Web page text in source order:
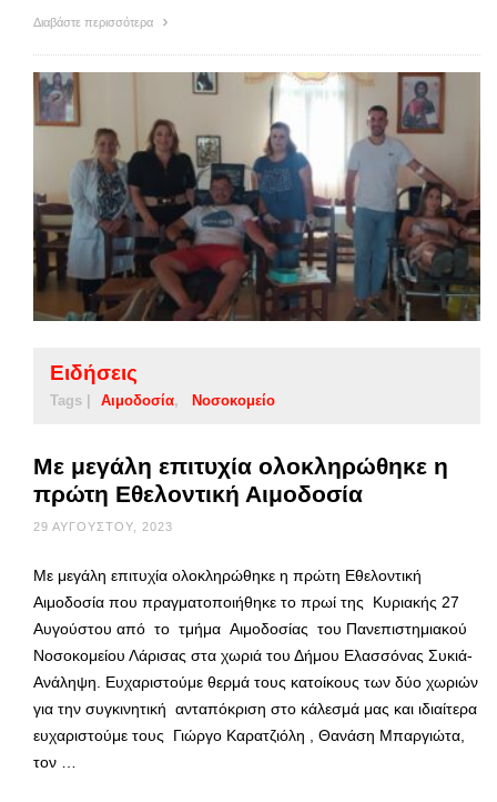
Διαβάστε περισσότερα
Ειδήσεις
Tags | Αιμοδοσία Νοσοκομείο
Με μεγάλη επιτυχία ολοκληρώθηκε η
πρώτη Εθελοντική Αιμοδοσία
29 ΑΥΓΟΎΣΤΟΥ, 2023
Με μεγάλη επιτυχία ολοκληρώθηκε η πρώτη Εθελοντική
Αιμοδοσία που πραγματοποιήθηκε το πρωί της Κυριακής 27
Αυγούστου από το τμήμα Αιμοδοσίας του Πανεπιστημιακού
Νοσοκομείου Λάρισας στα χωριά του Δήμου Ελασσόνας Συκιά-
Ανάληψη. Ευχαριστούμε θερμά τους κατοίκους των δύο χωριών
για την συγκινητική ανταπόκριση στο κάλεσμά μας και ιδιαίτερα
ευχαριστούμε τους Γιώργο Καρατζιόλη , Θανάση Μπαργιώτα,
τον …